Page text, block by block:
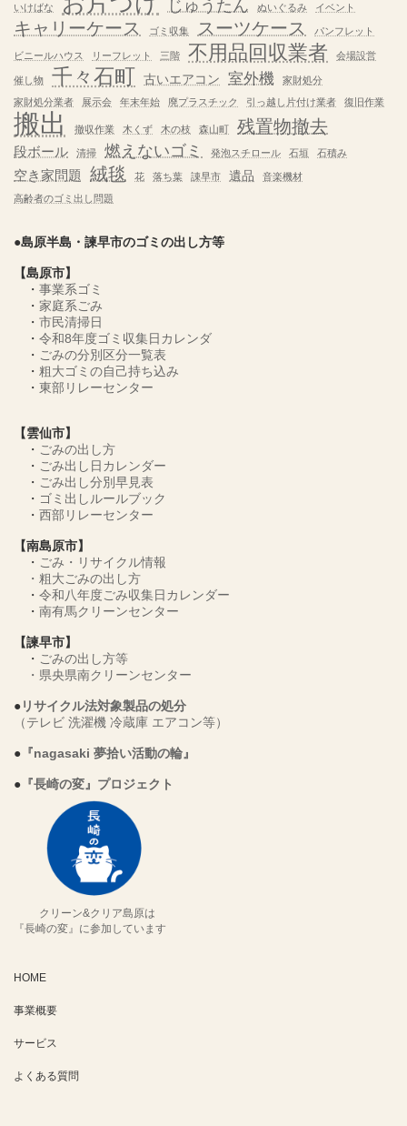
いけばな じゅうたん ぬいぐるみ イベント
キャリーケース ゴミ収集 スーツケース パンフレット
ビニールハウス リーフレット 三階 不用品回収業者 会場設営
催し物 千々石町 古いエアコン 室外機
家財処分
家財処分業者
展示会 年末年始 廃プラスチック 引っ越し片付け業者 復旧作業
搬出 撤収作業 木くず 木の枝 森山町 残置物撤去
段ボール 清掃 燃えないゴミ 発泡スチロール 石垣 石積み
空き家問題 絨毯 花 落ち葉 諌早市 遺品
音楽機材
高齢者のゴミ出し問題
●島原半島・諫早市のゴミの出し方等
【島原市】
・ 事業系ゴミ
・ 家庭系ごみ
・ 市民清掃日
・ 令和8年度ゴミ収集日カレンダ
・ ごみの分別区分一覧表
・ 粗大ゴミの自己持ち込み
・ 東部リレーセンター
【雲仙市】
・ ごみの出し方
・ ごみ出し日カレンダー
・ ごみ出し分別早見表
・ ゴミ出しルールブック
・ 西部リレーセンター
【南島原市】
・ ごみ・リサイクル情報
・ 粗大ごみの出し方
・ 令和八年度ごみ収集日カレンダー
・ 南有馬クリーンセンター
【諫早市】
・ ごみの出し方等
・ 県央県南クリーンセンター
●リサイクル法対象製品の処分
（テレビ 洗濯機 冷蔵庫 エアコン等）
● 『nagasaki 夢拾い活動の輪』
● 『長崎の変』プロジェクト
クリーン&クリア島原は
『長崎の変』に参加しています
HOME
事業概要
サービス
よくある質問